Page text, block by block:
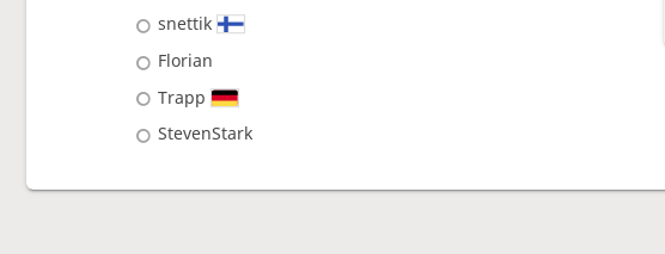
snettik
Florian
Trapp
StevenStark